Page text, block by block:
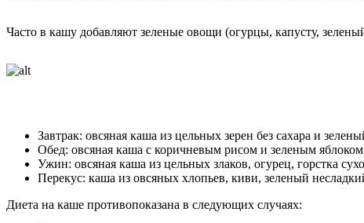
Часто в кашу добавляют зеленые овощи (огурцы, капусту,
Завтрак: овсяная каша из цельных зерен без сахара и
Обед: овсяная каша с коричневым рисом и зеленым
Ужин: овсяная каша из цельных злаков, огурец, горстка
Перекус: каша из овсяных хлопьев, киви, зеленый
Диета на каше противопоказана в следующих случаях: